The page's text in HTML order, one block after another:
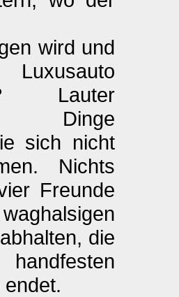
wird und
Lauter
Dinge
sich nicht
Nichts
Freunde
die